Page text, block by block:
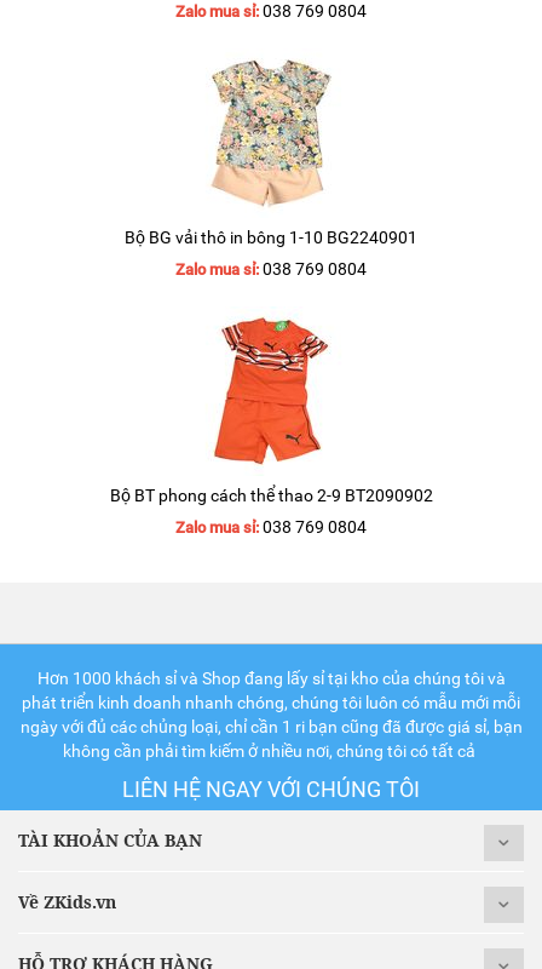
Zalo mua sỉ: 038 769 0804
Bộ BG vải thô in bông 1-10 BG2240901
Zalo mua sỉ: 038 769 0804
Bộ BT phong cách thể thao 2-9 BT2090902
Zalo mua sỉ: 038 769 0804
Hơn 1000 khách sỉ và Shop đang lấy sỉ tại kho của chúng tôi và
phát triển kinh doanh nhanh chóng, chúng tôi luôn có mẫu mới mỗi
ngày với đủ các chủng loại, chỉ cần 1 ri bạn cũng đã được giá sỉ, bạn
không cần phải tìm kiếm ở nhiều nơi, chúng tôi có tất cả
LIÊN HỆ NGAY VỚI CHÚNG TÔI
TÀI KHOẢN CỦA BẠN
Về ZKids.vn
HỖ TRỢ KHÁCH HÀNG